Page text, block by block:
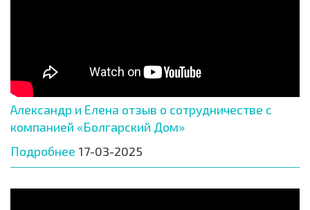
Александр и Елена отзыв о сотрудничестве с
компанией «Болгарский Дом»
Подробнее 17-03-2025